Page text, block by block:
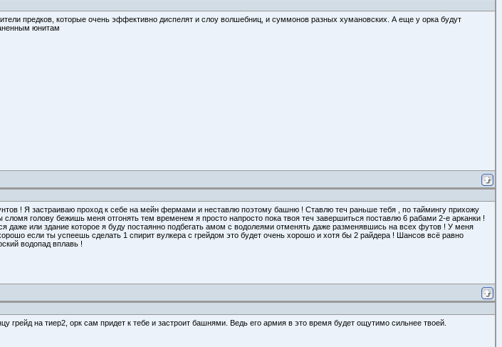
предков, которые очень эффективно диспелят и слоу волшебниц, и суммонов разных хумановских. А еще у орка будут
юнитам
! Я застраиваю проход к себе на мейн фермами и неставлю поэтому башню ! Ставлю теч раньше тебя , по таймингу прихожу
голову бежишь меня отгонять тем временем я просто напросто пока твоя теч завершиться поставлю 6 рабами 2-е арканки !
даже или здание которое я буду постаянно подбегать амом с водолеями отменять даже разменявшись на всех футов ! У меня
если ты успеешь сделать 1 спирит вулкера с грейдом это будет очень хорошо и хотя бы 2 райдера ! Шансов всё равно
водопад вплавь !
грейд на тиер2, орк сам придет к тебе и застроит башнями. Ведь его армия в это время будет ощутимо сильнее твоей.